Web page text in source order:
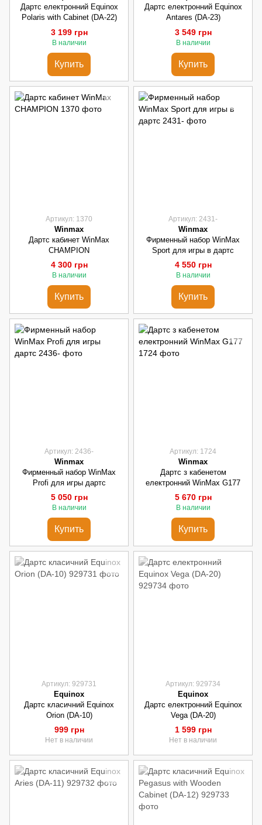
Дартс електронний Equinox
Polaris with Cabinet (DA-22)
3 199 грн
В наличии
Купить
Дартс електронний Equinox
Antares (DA-23)
3 549 грн
В наличии
Купить
Артикул: 1370
Winmax
Дартс кабинет WinMax
CHAMPION
4 300 грн
В наличии
Купить
Артикул: 2431-
Winmax
Фирменный набор WinMax
Sport для игры в дартс
4 550 грн
В наличии
Купить
Артикул: 2436-
Winmax
Фирменный набор WinMax
Profi для игры дартс
5 050 грн
В наличии
Купить
Артикул: 1724
Winmax
Дартс з кабенетом
електронний WinMax G177
5 670 грн
В наличии
Купить
Артикул: 929731
Equinox
Дартс класичний Equinox
Orion (DA-10)
999 грн
Нет в наличии
Артикул: 929734
Equinox
Дартс електронний Equinox
Vega (DA-20)
1 599 грн
Нет в наличии